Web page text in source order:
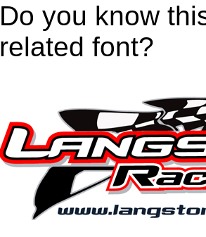
Do you know
related font?